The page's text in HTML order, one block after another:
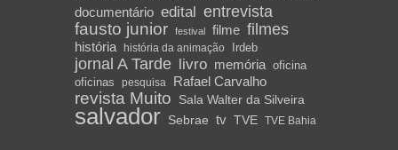
documentário edital entrevista
fausto junior festival filme filmes
história história da animação Irdeb
jornal A Tarde livro memória oficina
oficinas
pesquisa Rafael Carvalho
revista Muito Sala Walter da Silveira
salvador Sebrae tv TVE TVE Bahia